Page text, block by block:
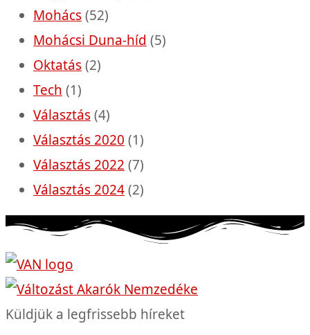
Mohács(52)
Mohácsi Duna-híd (5)
Oktatás(2)
Tech (1)
Választás(4)
Választás 2020 (1)
Választás 2022 (7)
Választás 2024(2)
Küldjük a legfrissebb híreket